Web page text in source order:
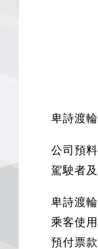
卑詩渡
公司預
駕駛者
卑詩渡
乘客使
預付票